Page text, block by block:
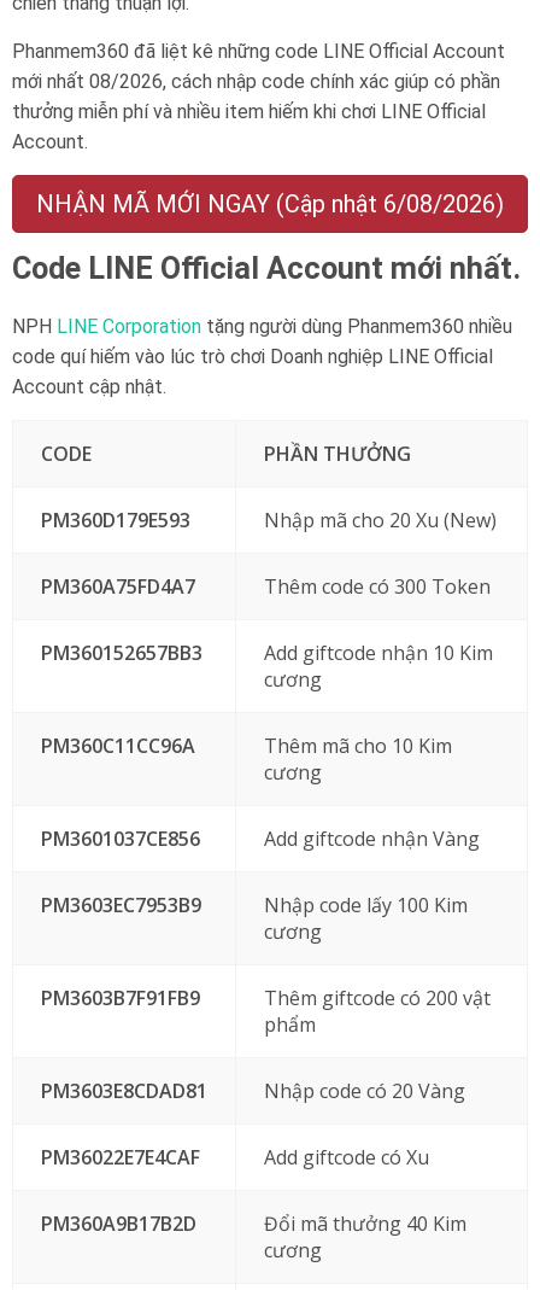
Phanmem360 đã liệt kê những code LINE Official Account
mới nhất 08/2026, cách nhập code chính xác giúp có phần
thưởng miễn phí và nhiều item hiếm khi chơi LINE Official
Account.
NHẬN MÃ MỚI NGAY (Cập nhật 6/08/2026)
Code LINE Official Account mới nhất.
NPH LINE Corporation tặng người dùng Phanmem360 nhiều
code quí hiếm vào lúc trò chơi Doanh nghiệp LINE Official
Account cập nhật.
CODE PHẦN THƯỞNG
PM360D179E593 Nhập mã cho 20 Xu (New)
PM360A75FD4A7 Thêm code có 300 Token
PM360152657BB3
Add giftcode nhận 10 Kim
cương
PM360C11CC96A
Thêm mã cho 10 Kim
cương
PM3601037CE856 Add giftcode nhận Vàng
PM3603EC7953B9
Nhập code lấy 100 Kim
cương
PM3603B7F91FB9
Thêm giftcode có 200 vật
phẩm
PM3603E8CDAD81 Nhập code có 20 Vàng
PM36022E7E4CAF Add giftcode có Xu
PM360A9B17B2D
Đổi mã thưởng 40 Kim
cương